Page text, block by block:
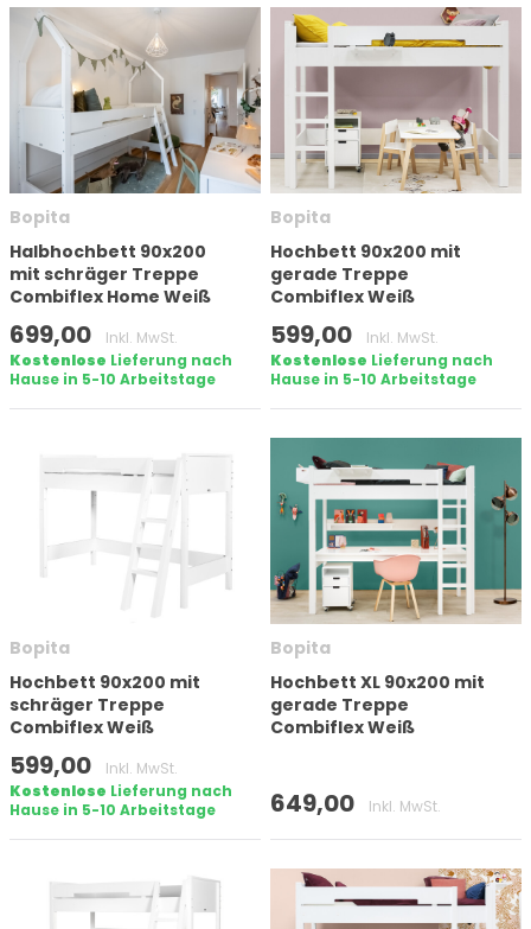
Bopita
Halbhochbett 90x200
mit schräger Treppe
Combiflex Home Weiß
699,00
Inkl. MwSt.
Kostenlose Lieferung nach
Hause in 5-10 Arbeitstage
Bopita
Hochbett 90x200 mit
gerade Treppe
Combiflex Weiß
599,00
Inkl. MwSt.
Kostenlose Lieferung nach
Hause in 5-10 Arbeitstage
Bopita
Hochbett 90x200 mit
schräger Treppe
Combiflex Weiß
599,00
Inkl. MwSt.
Kostenlose Lieferung nach
Hause in 5-10 Arbeitstage
Bopita
Hochbett XL 90x200 mit
gerade Treppe
Combiflex Weiß
649,00 Inkl. MwSt.